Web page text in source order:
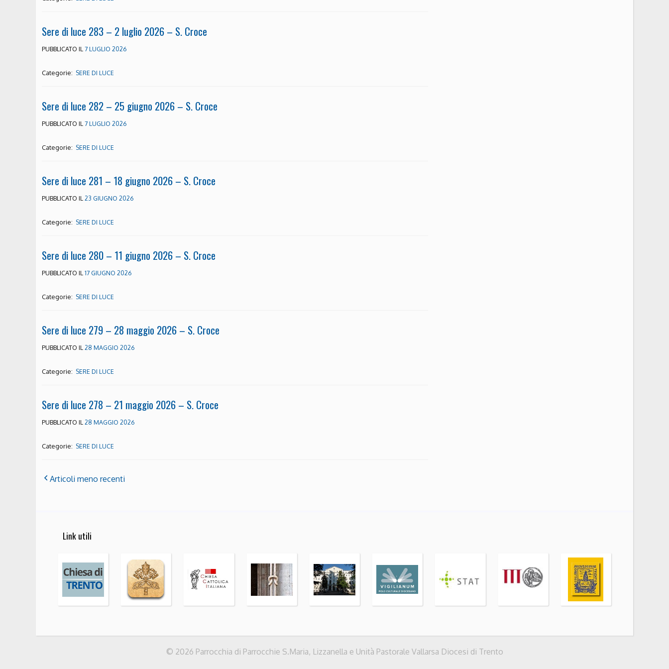
Sere di luce 283 – 2 luglio 2026 – S. Croce
PUBBLICATO IL 7 LUGLIO 2026
Categorie: SERE DI LUCE
Sere di luce 282 – 25 giugno 2026 – S. Croce
PUBBLICATO IL 7 LUGLIO 2026
Categorie: SERE DI LUCE
Sere di luce 281 – 18 giugno 2026 – S. Croce
PUBBLICATO IL 23 GIUGNO 2026
Categorie: SERE DI LUCE
Sere di luce 280 – 11 giugno 2026 – S. Croce
PUBBLICATO IL 17 GIUGNO 2026
Categorie: SERE DI LUCE
Sere di luce 279 – 28 maggio 2026 – S. Croce
PUBBLICATO IL 28 MAGGIO 2026
Categorie: SERE DI LUCE
Sere di luce 278 – 21 maggio 2026 – S. Croce
PUBBLICATO IL 28 MAGGIO 2026
Categorie: SERE DI LUCE
Articoli meno recenti
Link utili
© 2026 Parrocchia di Parrocchie S.Maria, Lizzanella e Unità Pastorale Vallarsa Diocesi di Trento